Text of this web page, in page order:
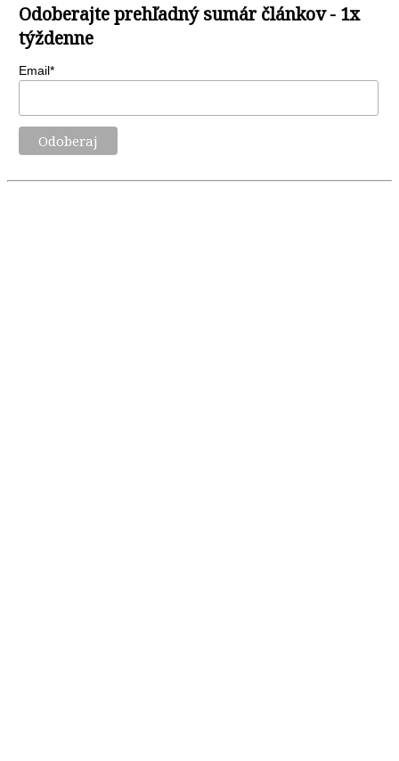
Odoberajte prehľadný sumár článkov - 1x
týždenne
Email*